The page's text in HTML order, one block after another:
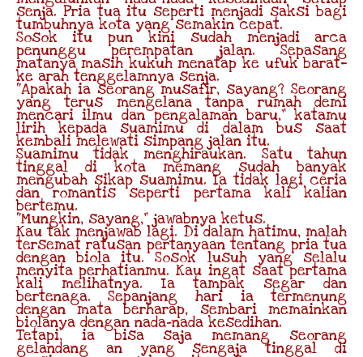
senja. Pria tua itu seperti menjadi saksi bagi
tumbuhnya kota yang semakin cepat.
Sosok itu pun kini sudah menjadi arca
penunggu perempatan jalan. Sepasang
matanya masih kukuh menatap ke ufuk barat—
ke arah tenggelamnya senja.
“Apakah ia seorang musafir, sayang? Seorang
yang terus mengelana tanpa rumah demi
mencari ilmu dan pengalaman baru,” katamu
lirih kepada suamimu di dalam bus saat
kembali melewati simpang jalan itu.
Suamimu tidak menghiraukan. Satu tahun
tinggal di kota memang sudah banyak
mengubah sikap suamimu. Ia tidak lagi ceria
dan romantis seperti pertama kali kalian
bertemu.
“Mungkin, sayang,” jawabnya ketus.
Kau tak menjawab lagi. Di dalam hatimu, malah
tersemat ratusan pertanyaan tentang pria tua
dengan biola itu. Sosok lusuh yang selalu
menyita perhatianmu. Kau ingat saat pertama
kali melihatnya. Ia tampak segar dan
bertenaga. Sepanjang hari ia termenung
dengan mata berharap, sembari memainkan
biolanya dengan nada-nada kesedihan.
Tetapi, ia bisa saja memang seorang
gelandang an yang sengaja tinggal di